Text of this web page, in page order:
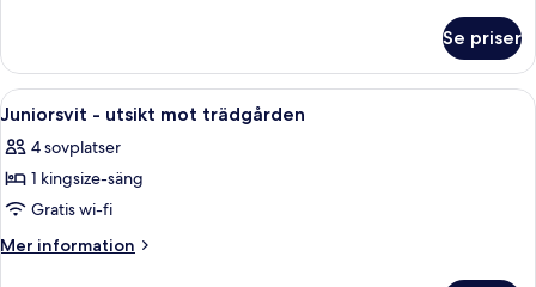
trädgården
-
utsikt
mot
Se priser
Öppna
alla
foton
för
Juniorsvit
-
Juniorsvit - utsikt mot trädgården |
6
Juniorsvit - utsikt mot trädgården
4 sovplatser
1 kingsize-säng
Gratis wi-fi
Mer information
Mer